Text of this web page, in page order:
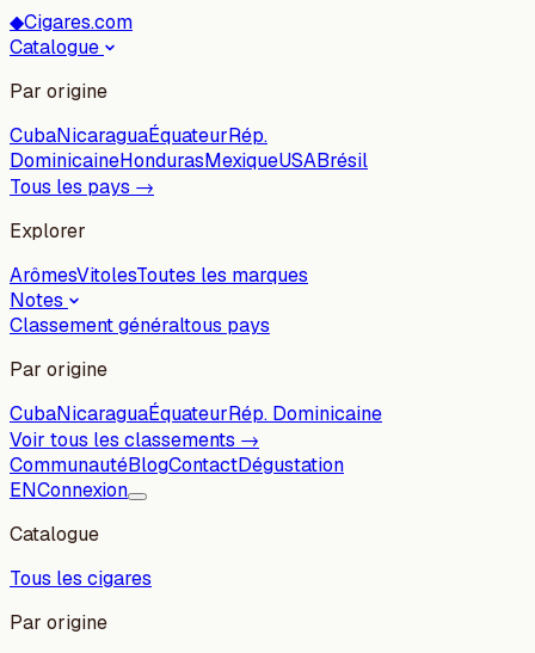
◆Cigares.com
Catalogue
Par origine
CubaNicaraguaÉquateurRép.
DominicaineHondurasMexiqueUSABrésil
Tous les pays →
Explorer
ArômesVitolesToutes les marques
Notes
Classement généraltous pays
Par origine
CubaNicaraguaÉquateurRép. Dominicaine
Voir tous les classements →
CommunautéBlogContactDégustation
ENConnexion
Catalogue
Tous les cigares
Par origine